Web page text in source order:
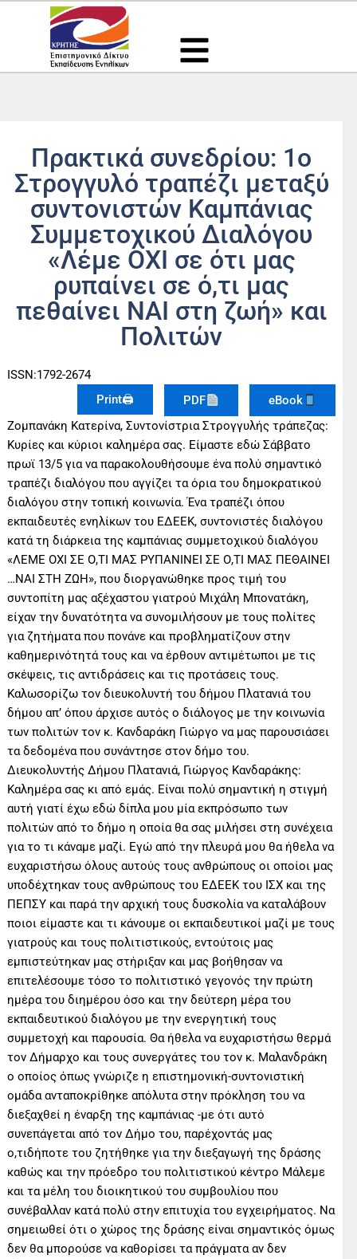
Μετάβαση
περιεχόμενο
Πρακτικά συνεδρίου: 1ο
Στρογγυλό τραπέζι μεταξύ
συντονιστών Καμπάνιας
Συμμετοχικού Διαλόγου
«Λέμε ΟΧΙ σε ότι μας
ρυπαίνει σε ό,τι μας
πεθαίνει ΝΑΙ στη ζωή» και
Πολιτών
ISSN:1792-2674
Print🖨
PDF
eBook
Ζομπανάκη Κατερίνα, Συντονίστρια Στρογγυλής τράπεζας:
Κυρίες και κύριοι καλημέρα σας. Είμαστε εδώ Σάββατο
πρωϊ 13/5 για να παρακολουθήσουμε ένα πολύ σημαντικό
τραπέζι διαλόγου που αγγίζει τα όρια του δημοκρατικού
διαλόγου στην τοπική κοινωνία. Ένα τραπέζι όπου
εκπαιδευτές ενηλίκων του ΕΔΕΕΚ, συντονιστές διαλόγου
κατά τη διάρκεια της καμπάνιας συμμετοχικού διαλόγου
«ΛΕΜΕ ΟΧΙ ΣΕ Ο,ΤΙ ΜΑΣ ΡΥΠΑΝΙΝΕΙ ΣΕ Ο,ΤΙ ΜΑΣ ΠΕΘΑΙΝΕΙ
…ΝΑΙ ΣΤΗ ΖΩΗ», που διοργανώθηκε προς τιμή του
συντοπίτη μας αξέχαστου γιατρού Μιχάλη Μπονατάκη,
είχαν την δυνατότητα να συνομιλήσουν με τους πολίτες
για ζητήματα που πονάνε και προβληματίζουν στην
καθημερινότητά τους και να έρθουν αντιμέτωποι με τις
σκέψεις, τις αντιδράσεις και τις προτάσεις τους.
Καλωσορίζω τον διευκολυντή του δήμου Πλατανιά του
δήμου απ’ όπου άρχισε αυτός ο διάλογος με την κοινωνία
των πολιτών τον κ. Κανδαράκη Γιώργο να μας παρουσιάσει
τα δεδομένα που συνάντησε στον δήμο του.
Διευκολυντής Δήμου Πλατανιά, Γιώργος Κανδαράκης:
Καλημέρα σας κι από εμάς. Είναι πολύ σημαντική η στιγμή
αυτή γιατί έχω εδώ δίπλα μου μία εκπρόσωπο των
πολιτών από το δήμο η οποία θα σας μιλήσει στη συνέχεια
για το τι κάναμε μαζί. Εγώ από την πλευρά μου θα ήθελα να
ευχαριστήσω όλους αυτούς τους ανθρώπους οι οποίοι μας
υποδέχτηκαν τους ανθρώπους του ΕΔΕΕΚ του ΙΣΧ και της
ΠΕΠΣΥ και παρά την αρχική τους δυσκολία να καταλάβουν
ποιοι είμαστε και τι κάνουμε οι εκπαιδευτικοί μαζί με τους
γιατρούς και τους πολιτιστικούς, εντούτοις μας
εμπιστεύτηκαν μας στήριξαν και μας βοήθησαν να
επιτελέσουμε τόσο το πολιτιστικό γεγονός την πρώτη
ημέρα του διημέρου όσο και την δεύτερη μέρα του
εκπαιδευτικού διαλόγου με την ενεργητική τους
συμμετοχή και παρουσία. Θα ήθελα να ευχαριστήσω θερμά
τον Δήμαρχο και τους συνεργάτες του τον κ. Μαλανδράκη
ο οποίος όπως γνώριζε η επιστημονική-συντονιστική
ομάδα ανταποκρίθηκε απόλυτα στην πρόκληση του να
διεξαχθεί η έναρξη της καμπάνιας -με ότι αυτό
συνεπάγεται από τον Δήμο του, παρέχοντάς μας
ο,τιδήποτε του ζητήθηκε για την διεξαγωγή της δράσης
καθώς και την πρόεδρο του πολιτιστικού κέντρο Μάλεμε
και τα μέλη του διοικητικού του συμβουλίου που
συνέβαλλαν κατά πολύ στην επιτυχία του εγχειρήματος. Να
σημειωθεί ότι ο χώρος της δράσης είναι σημαντικός όμως
δεν θα μπορούσε να καθορίσει τα πράγματα αν δεν